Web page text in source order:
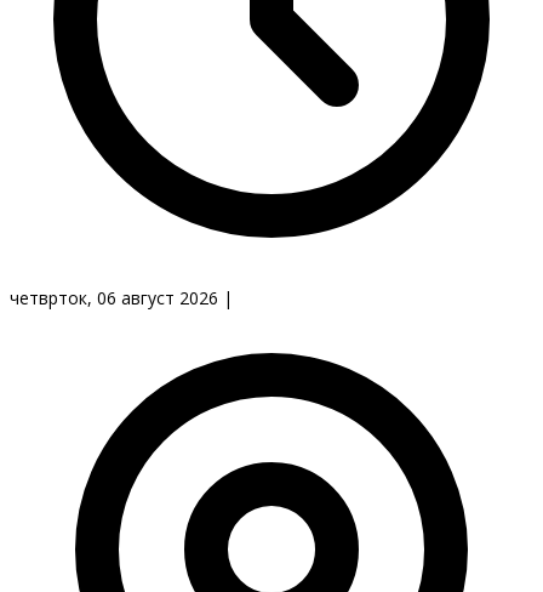
четврток, 06 август 2026 |